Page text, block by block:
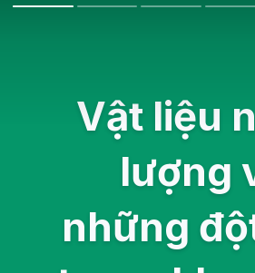
Vật liệu
lượng
những